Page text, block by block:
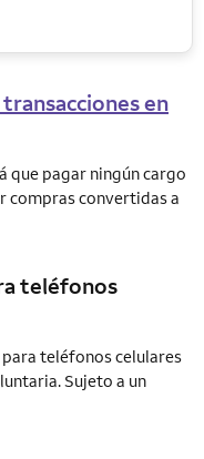
en
que pagar ningún cargo
compras convertidas a
teléfonos
teléfonos celulares
Sujeto a un